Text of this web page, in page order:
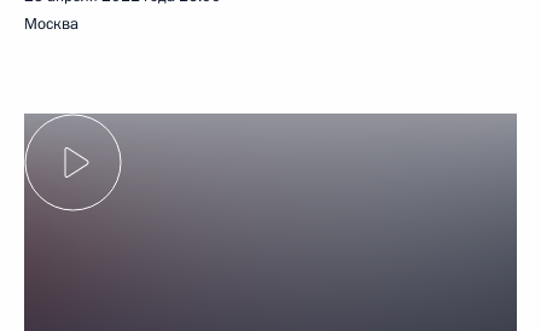
Москва